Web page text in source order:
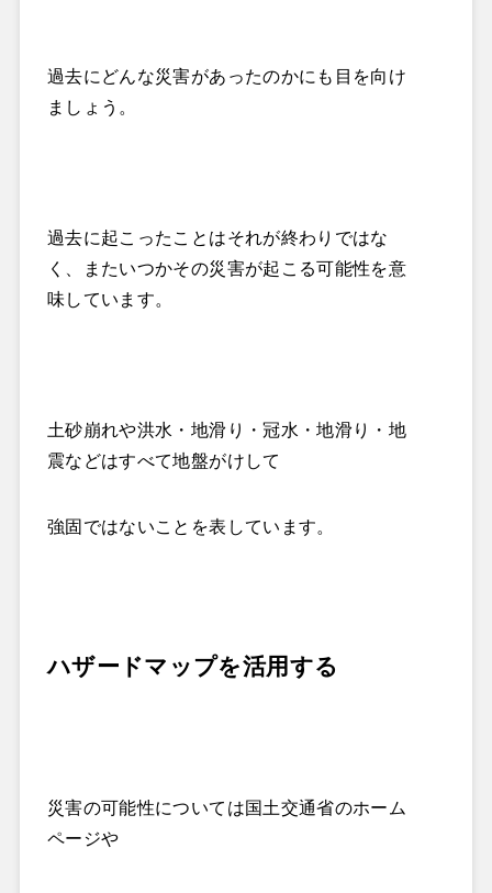
過去にどんな災害があったのかにも目を向け
ましょう。
過去に起こったことはそれが終わりではな
く、またいつかその災害が起こる可能性を意
味しています。
土砂崩れや洪水・地滑り・冠水・地滑り・地
震などはすべて地盤がけして
強固ではないことを表しています。
ハザードマップを活用する
災害の可能性については国土交通省のホーム
ページや